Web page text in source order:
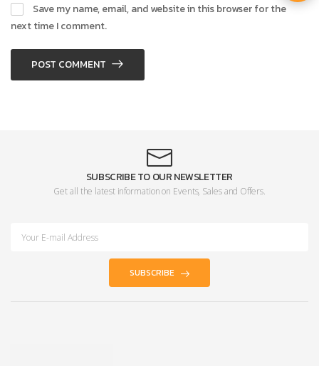
Save my name, email, and website in this browser for the
next time I comment.
POST COMMENT
SUBSCRIBE TO OUR NEWSLETTER
Get all the latest information on Events, Sales and Offers.
SUBSCRIBE